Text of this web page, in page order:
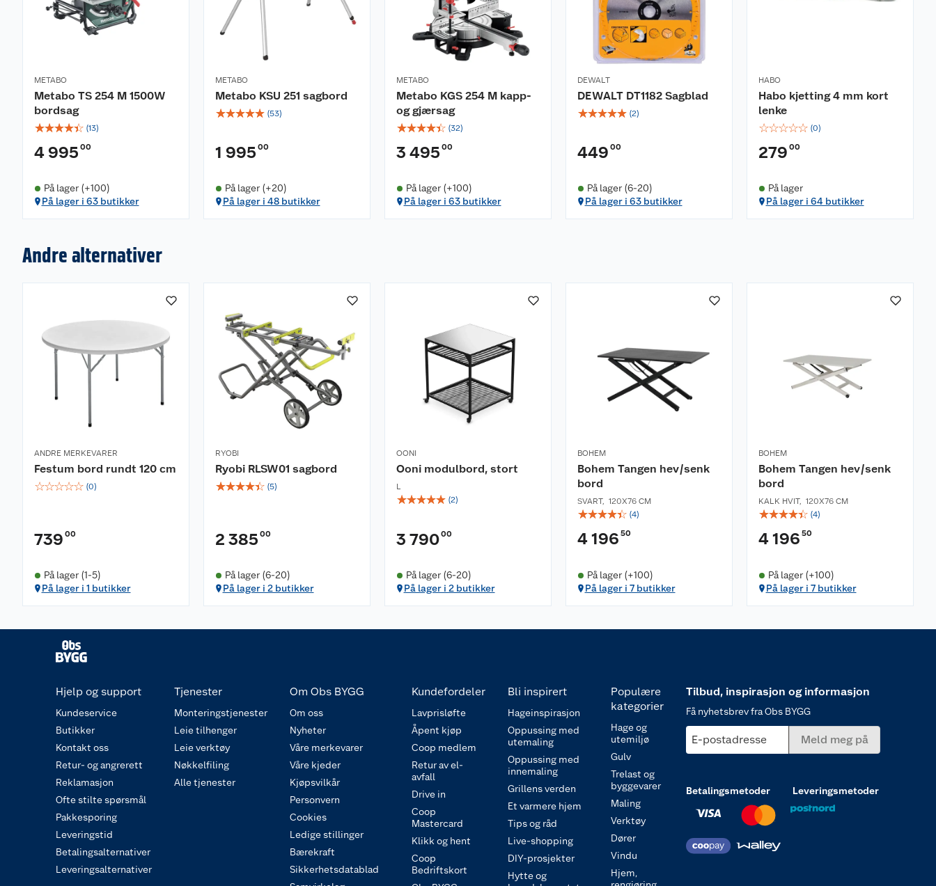
METABO
Metabo TS 254 M 1500W
bordsag
☆☆☆☆☆ (13)
4 995 00
På lager (+100)
På lager i 63 butikker
METABO
Metabo KSU 251 sagbord
☆☆☆☆☆ (53)
1 995 00
På lager (+20)
På lager i 48 butikker
METABO
Metabo KGS 254 M kapp-
og gjærsag
☆☆☆☆☆ (32)
3 495 00
På lager (+100)
På lager i 63 butikker
DEWALT
DEWALT DT1182 Sagblad
☆☆☆☆☆ (2)
449 00
På lager (6-20)
På lager i 63 butikker
HABO
Habo kjetting 4 mm kort
lenke
☆☆☆☆☆ (0)
279 00
På lager
På lager i 64 butikker
Andre alternativer
ANDRE MERKEVARER
Festum bord rundt 120 cm
☆☆☆☆☆ (0)
739 00
På lager (1-5)
På lager i 1 butikker
RYOBI
Ryobi RLSW01 sagbord
☆☆☆☆☆ (5)
2 385 00
På lager (6-20)
På lager i 2 butikker
OONI
Ooni modulbord, stort
L
☆☆☆☆☆ (2)
3 79000
På lager (6-20)
På lager i 2 butikker
BOHEM
Bohem Tangen hev/senk
bord
SVART, 120X76 CM
☆☆☆☆☆ (4)
4 196 50
På lager (+100)
På lager i 7 butikker
BOHEM
Bohem Tangen hev/senk
bord
KALK HVIT, 120X76 CM
☆☆☆☆☆ (4)
4 196 50
På lager (+100)
På lager i 7 butikker
Hjelp og support
Kundeservice
Butikker
Kontakt oss
Retur- og angrerett
Reklamasjon
Ofte stilte spørsmål
Pakkesporing
Leveringstid
Betalingsalternativer
Leveringsalternativer
Tjenester
Monteringstjenester
Leie tilhenger
Leie verktøy
Nøkkelfiling
Alle tjenester
Om Obs BYGG
Om oss
Nyheter
Våre merkevarer
Våre kjeder
Kjøpsvilkår
Personvern
Cookies
Ledige stillinger
Bærekraft
Sikkerhetsdatablad
Kundefordeler
Lavprisløfte
Åpent kjøp
Coop medlem
Retur av el-
avfall
Drive in
Coop
Mastercard
Klikk og hent
Coop
Bedriftskort
Bli inspirert
Hageinspirasjon
Oppussing med
utemaling
Oppussing med
innemaling
Grillens verden
Et varmere hjem
Tips og råd
Live-shopping
DIY-prosjekter
Hytte og
Populære
kategorier
Hage og
utemiljø
Gulv
Trelast og
byggevarer
Maling
Verktøy
Dører
Vindu
Hjem,
Tilbud, inspirasjon og informasjon
Få nyhetsbrev fra Obs BYGG
E-postadresse Meld meg på
Betalingsmetoder Leveringsmetoder